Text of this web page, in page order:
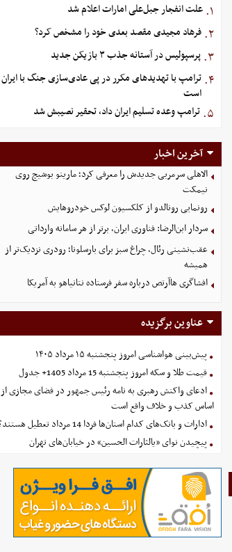
۱. علت انفجار جبل‌علی امارات اعلام شد
۲. فرهاد مجیدی مقصد بعدی خود را مشخص کرد؟
۳. پرسپولیس در آستانه جذب ۳ بازیکن جدید
۴. ترامپ با تهدیدهای مکرر در پی عادی‌سازی جنگ با ایران
است
۵. ترامپ وعده تسلیم ایران داد، تحقیر نصیبش شد
آخرین اخبار
الاهلی سرمربی جدیدش را معرفی کرد؛ مارینو بوشیچ روی
نیمکت
رونمایی رونالدو از کلکسیون لوکس خودروهایش
سردار ابن‌الرضا: فناوری ایران، برتر از هر سامانه وارداتی
عقب‌نشینی رئال، چراغ سبز برای بارسلونا؛ رودری نزدیک‌تر از
همیشه
افشاگری هاآرتص درباره سفر فرستاده نتانیاهو به آمریکا
عناوین برگزیده
پیش‌بینی هواشناسی امروز پنجشنبه ۱۵ مرداد ۱۴۰۵
قیمت طلا و سکه امروز پنجشنبه 15 مرداد 1405+ جدول
ادعای واکنش رهبری به نامه رئیس جمهور در فضای مجازی از
اساس کذب و خلاف واقع است
ادارات و بانک‌های کدام استان‌ها فردا 14 مرداد تعطیل هستند؟
پیچیدن نوای «یالثارات الحسین» در خیابان‌های تهران